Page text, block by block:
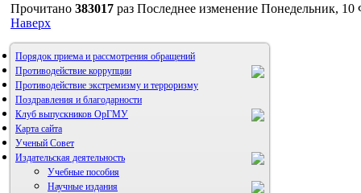
Прочитано 383017 раз Последнее изменение Понедельник, 10
Наверх
Порядок приема и рассмотрения обращений
Противодействие коррупции
Противодействие экстремизму и терроризму
Поздравления и благодарности
Клуб выпускников ОрГМУ
Карта сайта
Ученый Совет
Издательская деятельность
Учебные пособия
Научные издания